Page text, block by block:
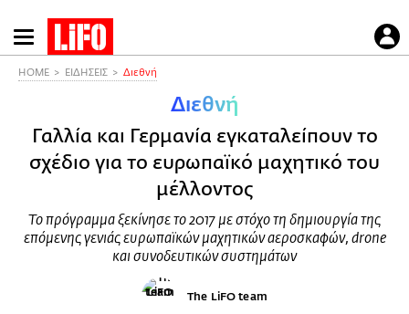
Παράκαμψη
προς
HOME ΕΙΔΗΣΕΙΣ Διεθνή
Διεθνή
Γαλλία και Γερμανία εγκαταλείπουν το
σχέδιο για το ευρωπαϊκό μαχητικό του
μέλλοντος
Το πρόγραμμα ξεκίνησε το 2017 με στόχο τη δημιουργία της
επόμενης γενιάς ευρωπαϊκών μαχητικών αεροσκαφών, drone
και συνοδευτικών συστημάτων
The LiFO team